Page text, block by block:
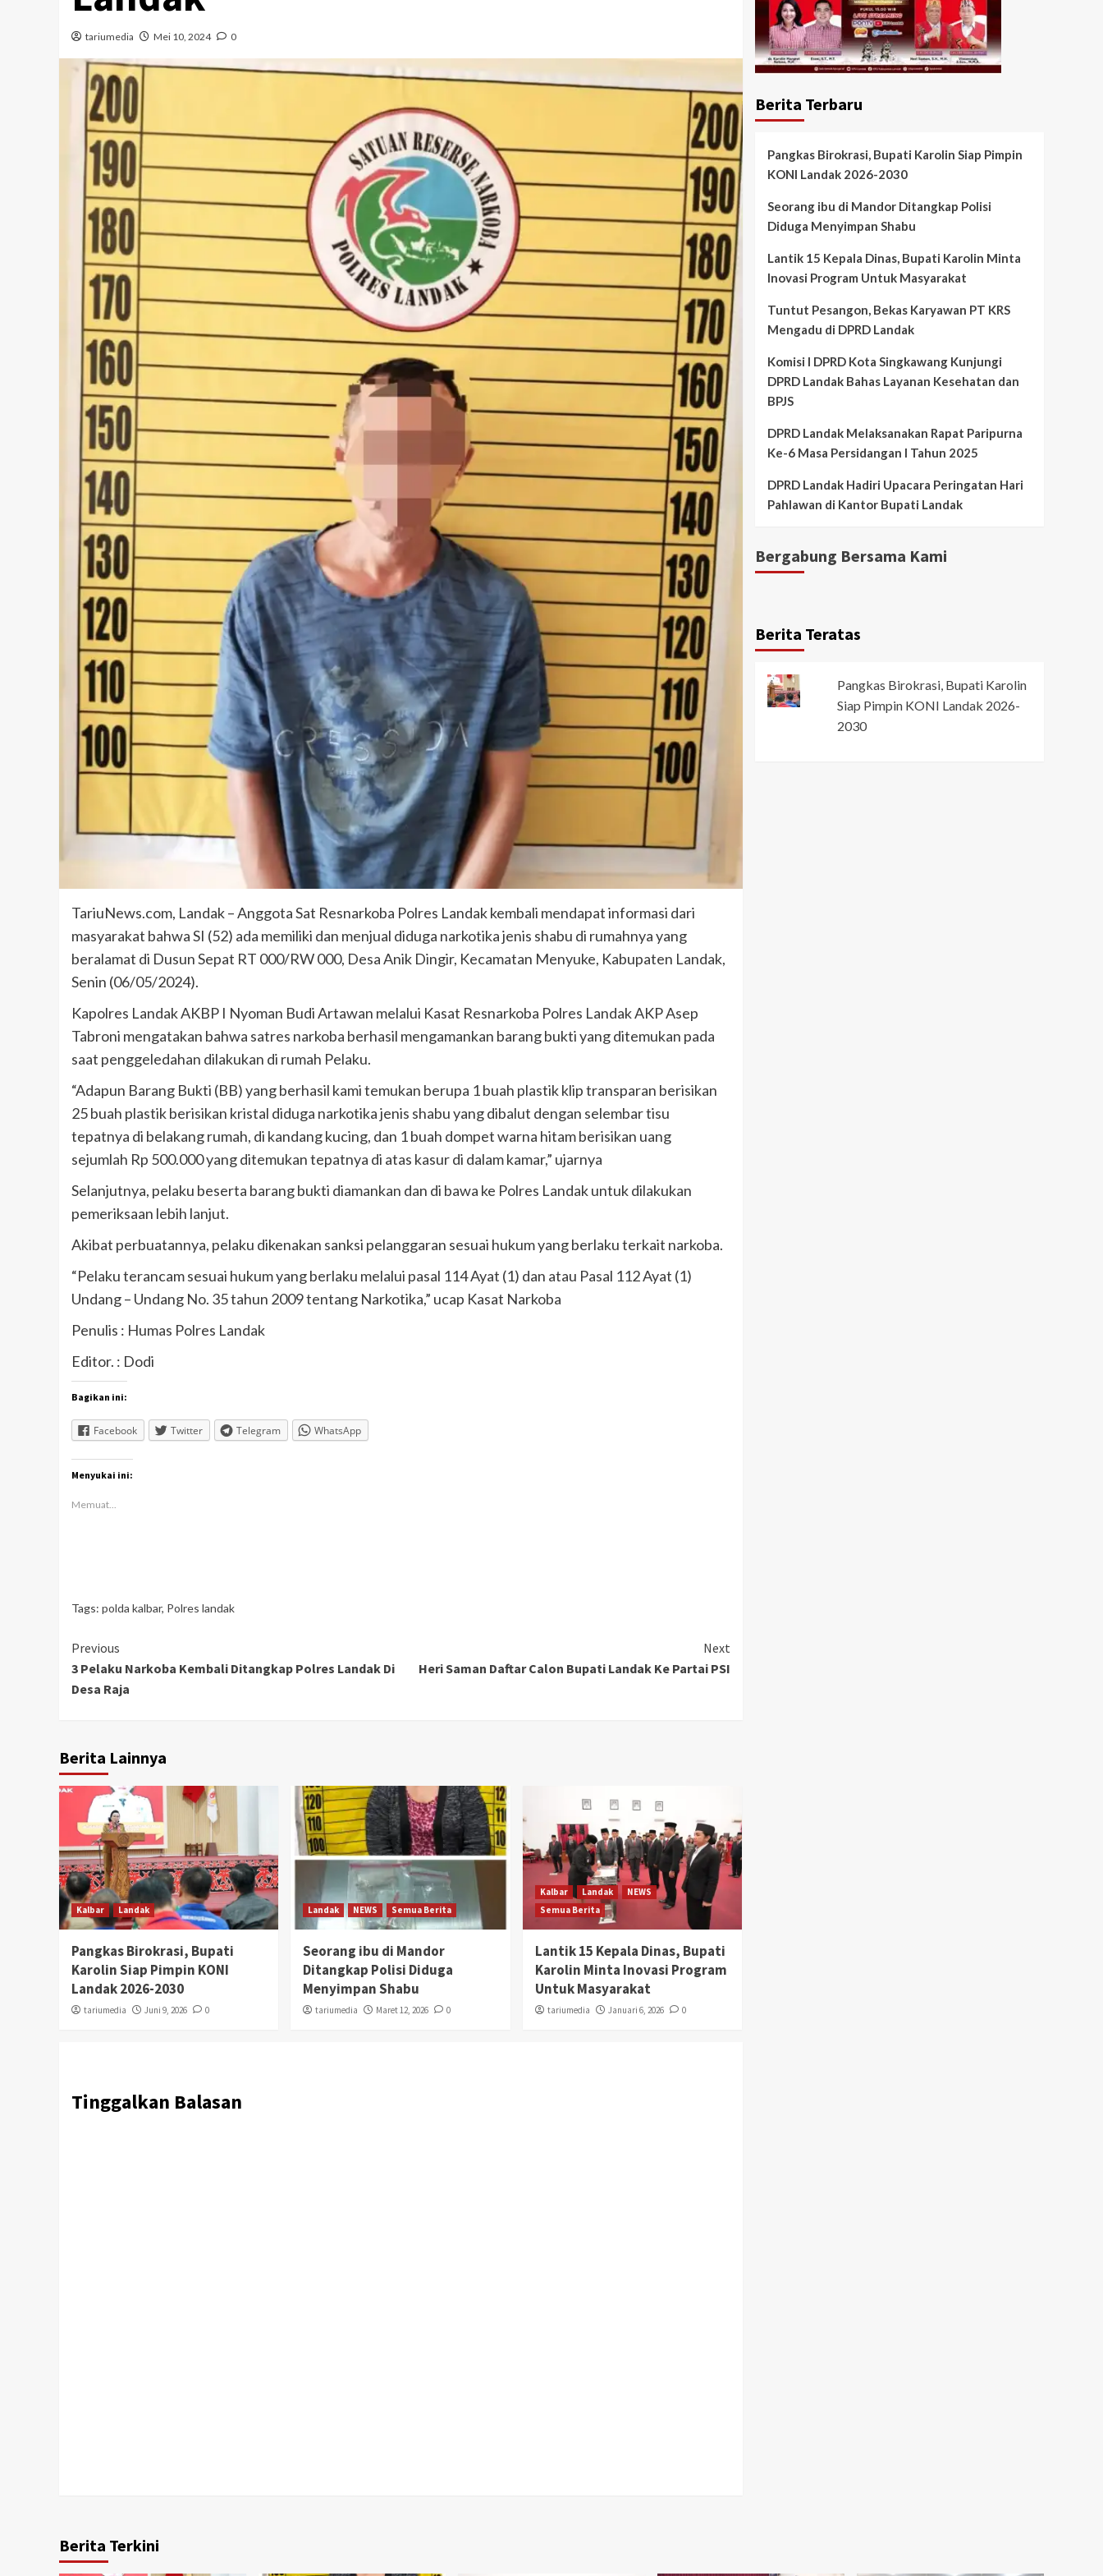
tariumedia Mei 10, 2024 0
TariuNews.com, Landak – Anggota Sat Resnarkoba Polres Landak kembali mendapat informasi dari
masyarakat bahwa SI (52) ada memiliki dan menjual diduga narkotika jenis shabu di rumahnya yang
beralamat di Dusun Sepat RT 000/RW 000, Desa Anik Dingir, Kecamatan Menyuke, Kabupaten Landak,
Senin (06/05/2024).
Kapolres Landak AKBP I Nyoman Budi Artawan melalui Kasat Resnarkoba Polres Landak AKP Asep
Tabroni mengatakan bahwa satres narkoba berhasil mengamankan barang bukti yang ditemukan pada
saat penggeledahan dilakukan di rumah Pelaku.
“Adapun Barang Bukti (BB) yang berhasil kami temukan berupa 1 buah plastik klip transparan berisikan
25 buah plastik berisikan kristal diduga narkotika jenis shabu yang dibalut dengan selembar tisu
tepatnya di belakang rumah, di kandang kucing, dan 1 buah dompet warna hitam berisikan uang
sejumlah Rp 500.000 yang ditemukan tepatnya di atas kasur di dalam kamar,” ujarnya
Selanjutnya, pelaku beserta barang bukti diamankan dan di bawa ke Polres Landak untuk dilakukan
pemeriksaan lebih lanjut.
Akibat perbuatannya, pelaku dikenakan sanksi pelanggaran sesuai hukum yang berlaku terkait narkoba.
“Pelaku terancam sesuai hukum yang berlaku melalui pasal 114 Ayat (1) dan atau Pasal 112 Ayat (1)
Undang – Undang No. 35 tahun 2009 tentang Narkotika,” ucap Kasat Narkoba
Penulis : Humas Polres Landak
Editor. : Dodi
Bagikan ini:
Facebook Twitter Telegram WhatsApp
Menyukai ini:
Memuat...
Tags: polda kalbar, Polres landak
Continue
Reading
Previous
3 Pelaku Narkoba Kembali Ditangkap Polres Landak Di
Desa Raja
Next
Heri Saman Daftar Calon Bupati Landak Ke Partai PSI
Berita Lainnya
Kalbar Landak
Pangkas Birokrasi, Bupati
Karolin Siap Pimpin KONI
Landak 2026-2030
tariumedia Juni 9, 2026 0
Landak NEWS Semua Berita
Seorang ibu di Mandor
Ditangkap Polisi Diduga
Menyimpan Shabu
tariumedia Maret 12, 2026 0
Kalbar Landak
NEWS
Semua Berita
Lantik 15 Kepala Dinas, Bupati
Karolin Minta Inovasi Program
Untuk Masyarakat
tariumedia Januari 6, 2026 0
Tinggalkan Balasan
Berita Terbaru
Pangkas Birokrasi, Bupati Karolin Siap Pimpin
KONI Landak 2026-2030
Seorang ibu di Mandor Ditangkap Polisi
Diduga Menyimpan Shabu
Lantik 15 Kepala Dinas, Bupati Karolin Minta
Inovasi Program Untuk Masyarakat
Tuntut Pesangon, Bekas Karyawan PT KRS
Mengadu di DPRD Landak
Komisi I DPRD Kota Singkawang Kunjungi
DPRD Landak Bahas Layanan Kesehatan dan
BPJS
DPRD Landak Melaksanakan Rapat Paripurna
Ke-6 Masa Persidangan I Tahun 2025
DPRD Landak Hadiri Upacara Peringatan Hari
Pahlawan di Kantor Bupati Landak
Bergabung Bersama Kami
Berita Teratas
Pangkas Birokrasi, Bupati Karolin
Siap Pimpin KONI Landak 2026-
2030
Berita Terkini